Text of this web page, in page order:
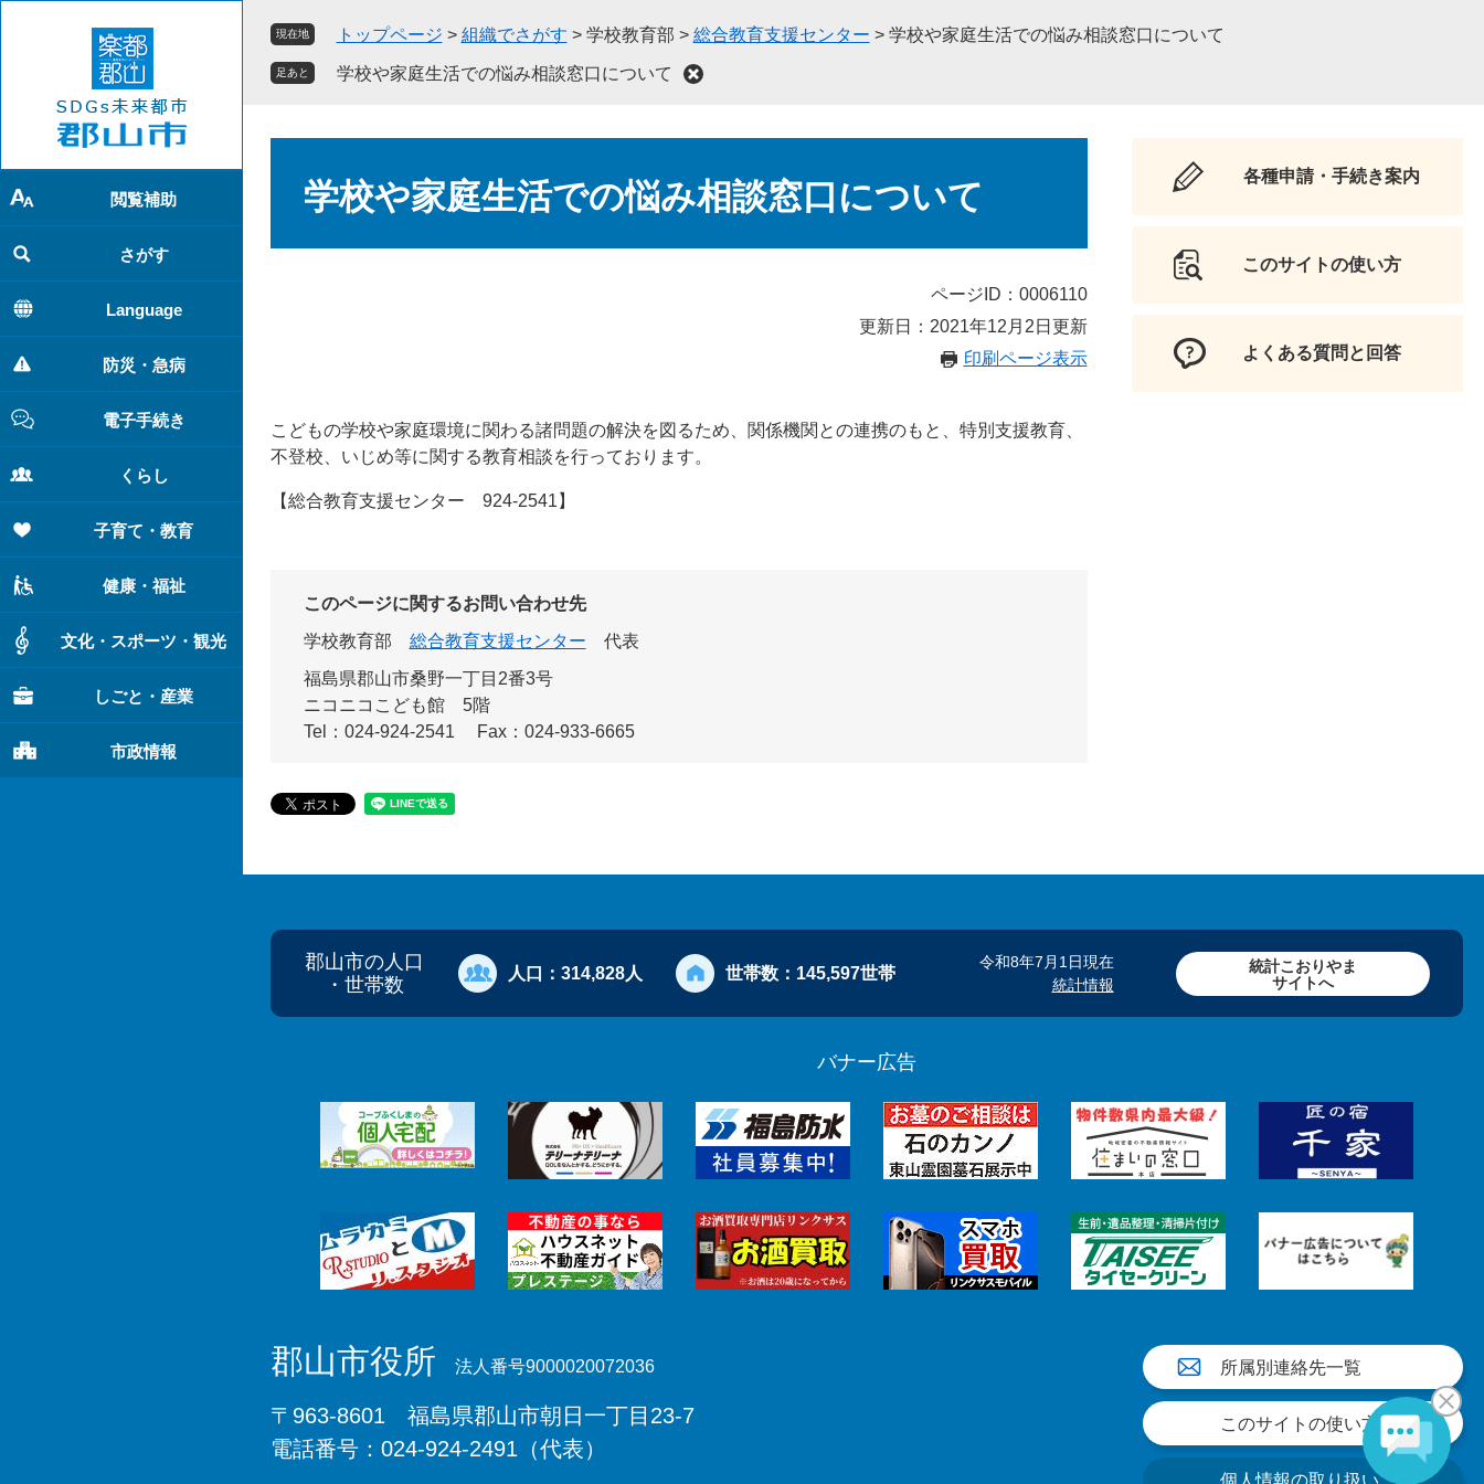
で
す
。
ば
し
て
本
文
へ
閲覧補助
さがす
Language
防災・急病
電子手続き
くらし
子育て・教育
健康・福祉
文化・スポーツ・観光
しごと・産業
市政情報
現在地 トップページ > 組織でさがす > 学校教育部 > 総合教育支援センター > 学校や家庭生活での悩み相談窓口について
足あと 学校や家庭生活での悩み相談窓口について
学校や家庭生活での悩み相談窓口について
ページID：0006110
更新日：2021年12月2日更新
印刷ページ表示
こどもの学校や家庭環境に関わる諸問題の解決を図るため、関係機関との連携のもと、特別支援教育、
不登校、いじめ等に関する教育相談を行っております。
【総合教育支援センター 924-2541】
このページに関するお問い合わせ先
学校教育部
総合教育支援センター
代表
福島県郡山市桑野一丁目2番3号
ニコニコこども館 5階
Tel：024-924-2541
Fax：024-933-6665
各種申請・手続き案内
このサイトの使い方
よくある質問と回答
郡山市の人口
・世帯数
人口： 314,828人 世帯数： 145,597世帯
令和8年7月1日現在
統計情報
統計こおりやま
サイトへ
バナー広告
郡山市役所 法人番号9000020072036
〒963-8601 福島県郡山市朝日一丁目23-7
電話番号：024-924-2491（代表）
所属別連絡先一覧
このサイトの使い方
個人情報の取り扱い